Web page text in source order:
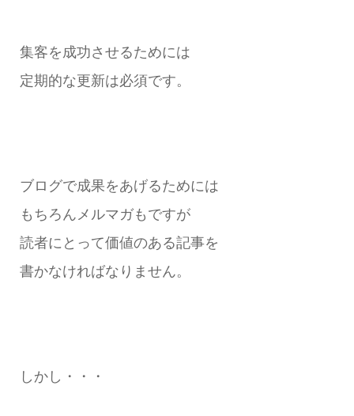
集客を成功させるためには
定期的な更新は必須です。
ブログで成果をあげるためには
もちろんメルマガもですが
読者にとって価値のある記事を
書かなければなりません。
しかし・・・